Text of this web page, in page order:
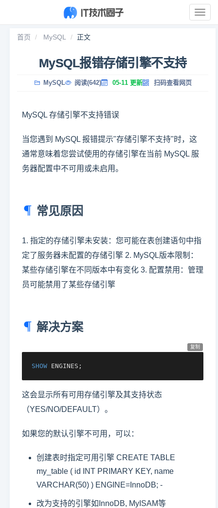
展
开
首页 MySQL 正文
MySQL报错存储引擎不支持
MySQL 阅读(642) 05-11 更新 扫码查看网页
MySQL 存储引擎不支持错误
当您遇到 MySQL 报错提示"存储引擎不支持"时，这
通常意味着您尝试使用的存储引擎在当前 MySQL 服
务器配置中不可用或未启用。
常见原因
1. 指定的存储引擎未安装：您可能在表创建语句中指
定了服务器未配置的存储引擎 2. MySQL版本限制：
某些存储引擎在不同版本中有变化 3. 配置禁用：管理
员可能禁用了某些存储引擎
解决方案
复制
SHOW ENGINES;
这会显示所有可用存储引擎及其支持状态
（YES/NO/DEFAULT）。
如果您的默认引擎不可用，可以：
创建表时指定可用引擎 CREATE TABLE
my_table ( id INT PRIMARY KEY, name
VARCHAR(50) ) ENGINE=InnoDB; -
改为支持的引擎如InnoDB, MyISAM等